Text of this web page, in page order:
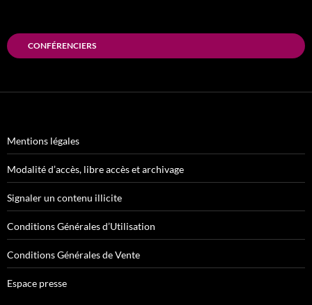
CONFÉRENCIERS
Mentions légales
Modalité d’accès, libre accès et archivage
Signaler un contenu illicite
Conditions Générales d’Utilisation
Conditions Générales de Vente
Espace presse